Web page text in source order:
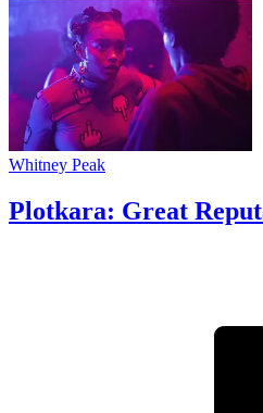
Whitney Peak
Plotkara: Great